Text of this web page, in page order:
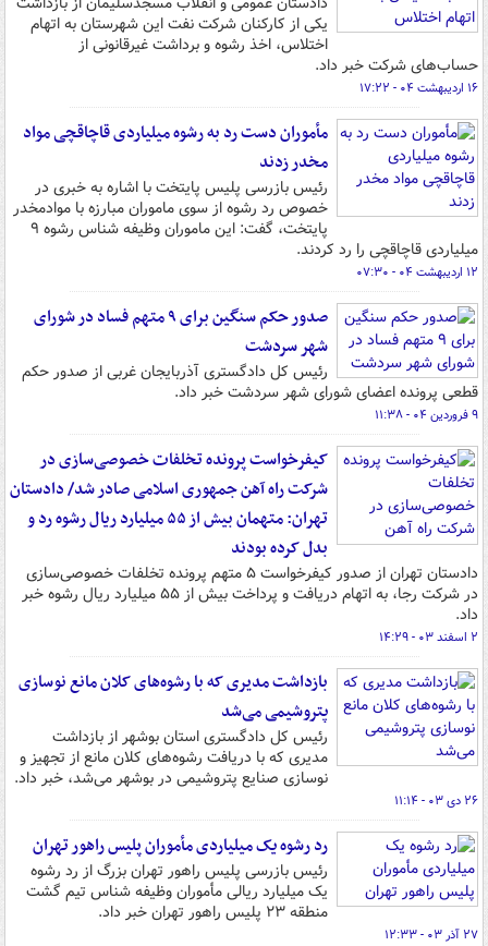
یکی از کارکنان شرکت نفت این شهرستان به اتهام
اختلاس، اخذ رشوه و برداشت غیرقانونی از
حساب‌های شرکت خبر داد.
۱۶ اردیبهشت ۰۴ - ۱۷:۲۲
مأموران دست رد به رشوه میلیاردی قاچاقچی مواد
مخدر زدند
رئیس بازرسی پلیس پایتخت با اشاره به خبری در
خصوص رد رشوه از سوی ماموران مبارزه با موادمخدر
پایتخت، گفت: این ماموران وظیفه شناس رشوه ۹
میلیاردی قاچاقچی را رد کردند.
۱۲ اردیبهشت ۰۴ - ۰۷:۳۰
صدور حکم سنگین برای ۹ متهم فساد در شورای
شهر سردشت
رئیس کل دادگستری آذربایجان غربی از صدور حکم
قطعی پرونده اعضای شورای شهر سردشت خبر داد.
۹ فروردین ۰۴ - ۱۱:۳۸
کیفرخواست پرونده تخلفات خصوصی‌سازی در
شرکت راه آهن جمهوری اسلامی صادر شد/ دادستان
تهران: متهمان بیش از ۵۵ میلیارد ریال رشوه رد و
بدل کرده بودند
دادستان تهران از صدور کیفرخواست ۵ متهم پرونده تخلفات خصوصی‌سازی
در شرکت رجا، به اتهام دریافت و پرداخت بیش از ۵۵ میلیارد ریال رشوه خبر
داد.
۲ اسفند ۰۳ - ۱۴:۲۹
بازداشت مدیری که با رشوه‌های کلان مانع نوسازی
پتروشیمی می‌شد
رئیس کل دادگستری استان بوشهر از بازداشت
مدیری که با دریافت رشوه‌های کلان مانع از تجهیز و
نوسازی صنایع پتروشیمی در بوشهر می‌شد، خبر داد.
۲۶ دی ۰۳ - ۱۱:۱۴
رد رشوه یک میلیاردی مأموران پلیس راهور تهران
رئیس بازرسی پلیس راهور تهران بزرگ از رد رشوه
یک میلیارد ریالی مأموران وظیفه شناس تیم گشت
منطقه ۲۳ پلیس راهور تهران خبر داد.
۲۷ آذر ۰۳ - ۱۲:۳۳